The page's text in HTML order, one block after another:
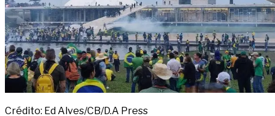
Crédito: Ed Alves/CB/D.A Press